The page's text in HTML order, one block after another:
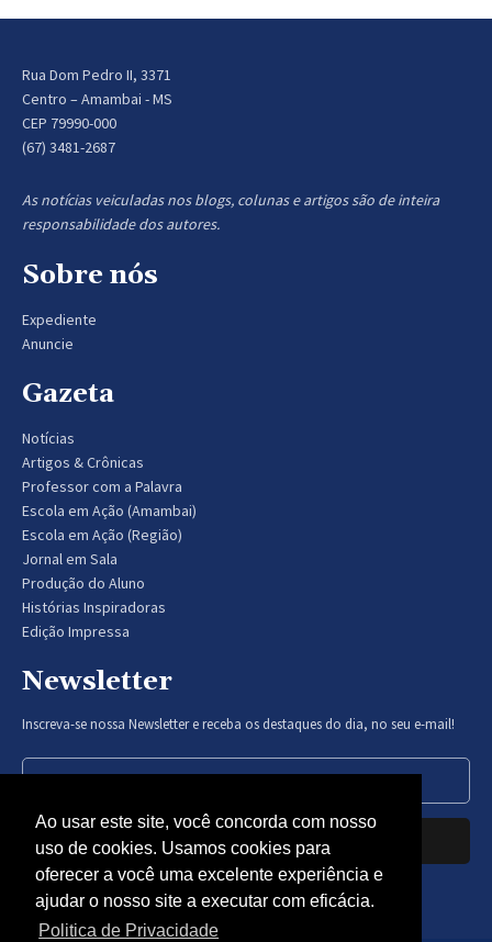
Rua Dom Pedro II, 3371
Centro – Amambai - MS
CEP 79990-000
(67) 3481-2687
As notícias veiculadas nos blogs, colunas e artigos são de inteira
responsabilidade dos autores.
Sobre nós
Expediente
Anuncie
Gazeta
Notícias
Artigos & Crônicas
Professor com a Palavra
Escola em Ação (Amambai)
Escola em Ação (Região)
Jornal em Sala
Produção do Aluno
Histórias Inspiradoras
Edição Impressa
Newsletter
Inscreva-se nossa Newsletter e receba os destaques do dia, no seu e-mail!
Inscrever-se
Nós respeitamos sua privacidade.
Ao usar este site, você concorda com nosso
uso de cookies. Usamos cookies para
oferecer a você uma excelente experiência e
ajudar o nosso site a executar com eficácia.
Politica de Privacidade